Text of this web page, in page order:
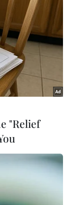
xong 8
xong 8 cặp
Việt Nam sẽ
"Relief